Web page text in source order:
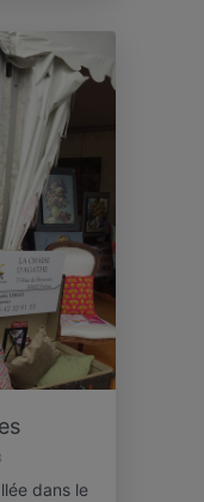
dans le